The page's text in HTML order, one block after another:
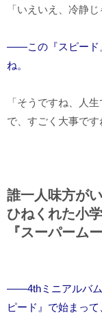
「いえいえ、冷静
――この『スピード
ね。
「そうですね、人
で、すごく大事です
誰一人味方が
ひねくれた小
『スーパーム
――4thミニアルバム
ピード』で始まっ